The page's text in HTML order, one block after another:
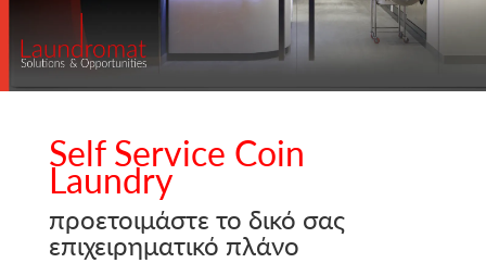
Self Service Coin
Laundry
προετοιμάστε το δικό σας
επιχειρηματικό πλάνο